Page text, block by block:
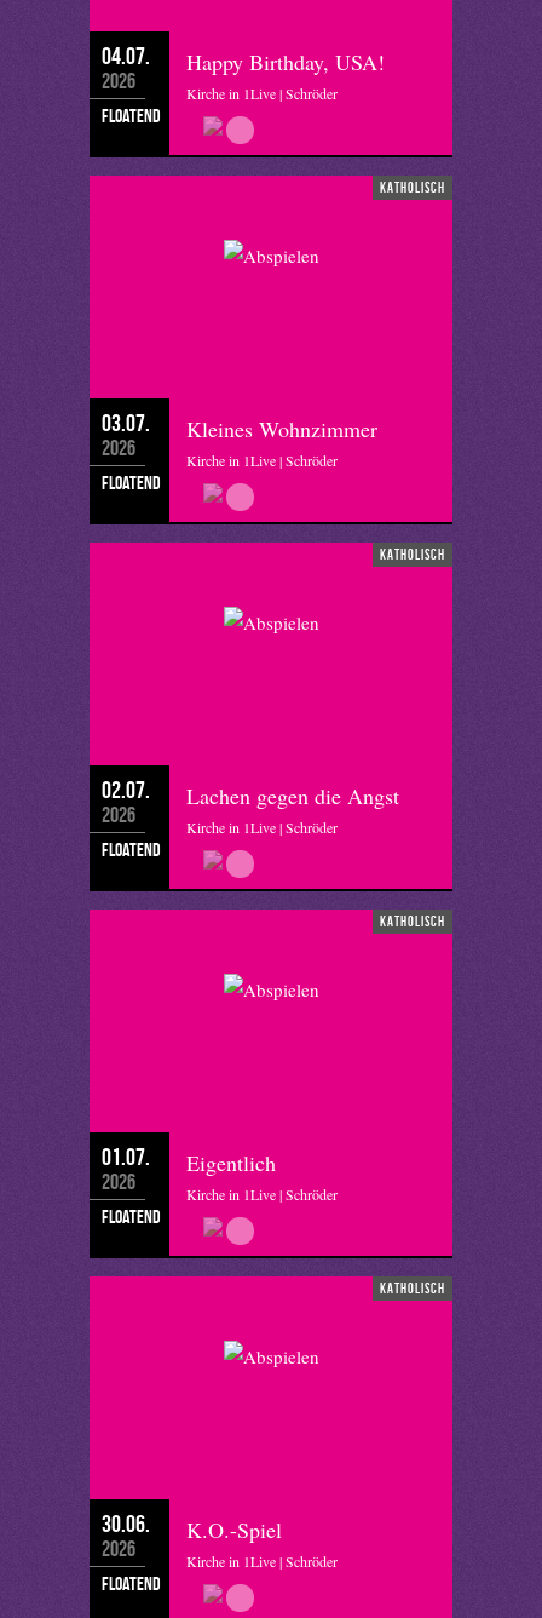
04.07.
2026
floatend
Happy Birthday, USA!
Kirche in 1Live | Schröder
katholisch
03.07.
2026
floatend
Kleines Wohnzimmer
Kirche in 1Live | Schröder
katholisch
02.07.
2026
floatend
Lachen gegen die Angst
Kirche in 1Live | Schröder
katholisch
01.07.
2026
floatend
Eigentlich
Kirche in 1Live | Schröder
katholisch
30.06.
2026
floatend
K.O.-Spiel
Kirche in 1Live | Schröder